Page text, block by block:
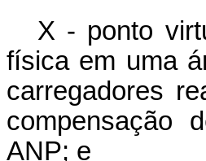
X - ponto
física em uma
carregadores
compensação
ANP; e